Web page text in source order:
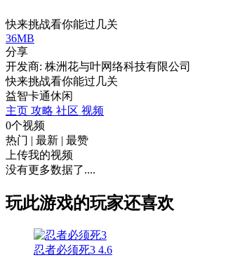
快来挑战看你能过几关
36MB
分享
开发商: 株洲花与叶网络科技有限公司
快来挑战看你能过几关
益智卡通休闲
主页 攻略 社区 视频
0个视频
热门 | 最新 | 最赞
上传我的视频
没有更多数据了....
玩此游戏的玩家还喜欢
忍者必须死3 4.6